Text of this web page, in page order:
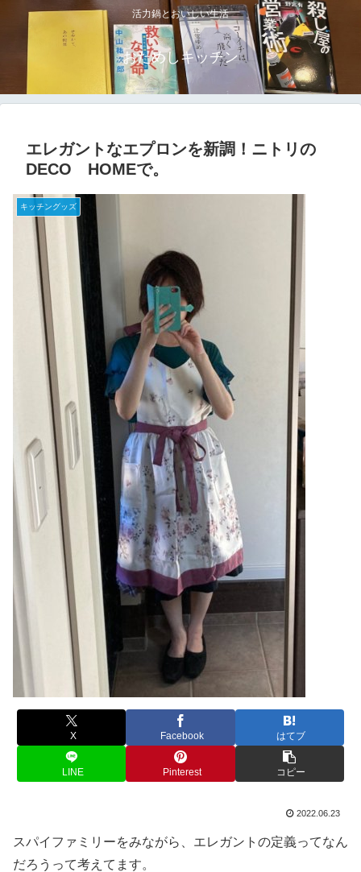
活力鍋とおいしい生活
おためしキッチン
エレガントなエプロンを新調！ニトリの
DECO HOMEで。
キッチングッズ
X Facebook はてブ
LINE Pinterest コピー
2022.06.23
スパイファミリーをみながら、エレガントの定義ってなん
だろうって考えてます。